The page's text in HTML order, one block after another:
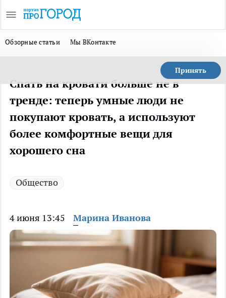
Обзорные статьи Мы ВКонтакте
Принять
Спать на кровати больше не в
тренде: теперь умные люди не
покупают кровать, а используют
более комфортные вещи для
хорошего сна
Общество
4 июня 13:45 Марина Иванова